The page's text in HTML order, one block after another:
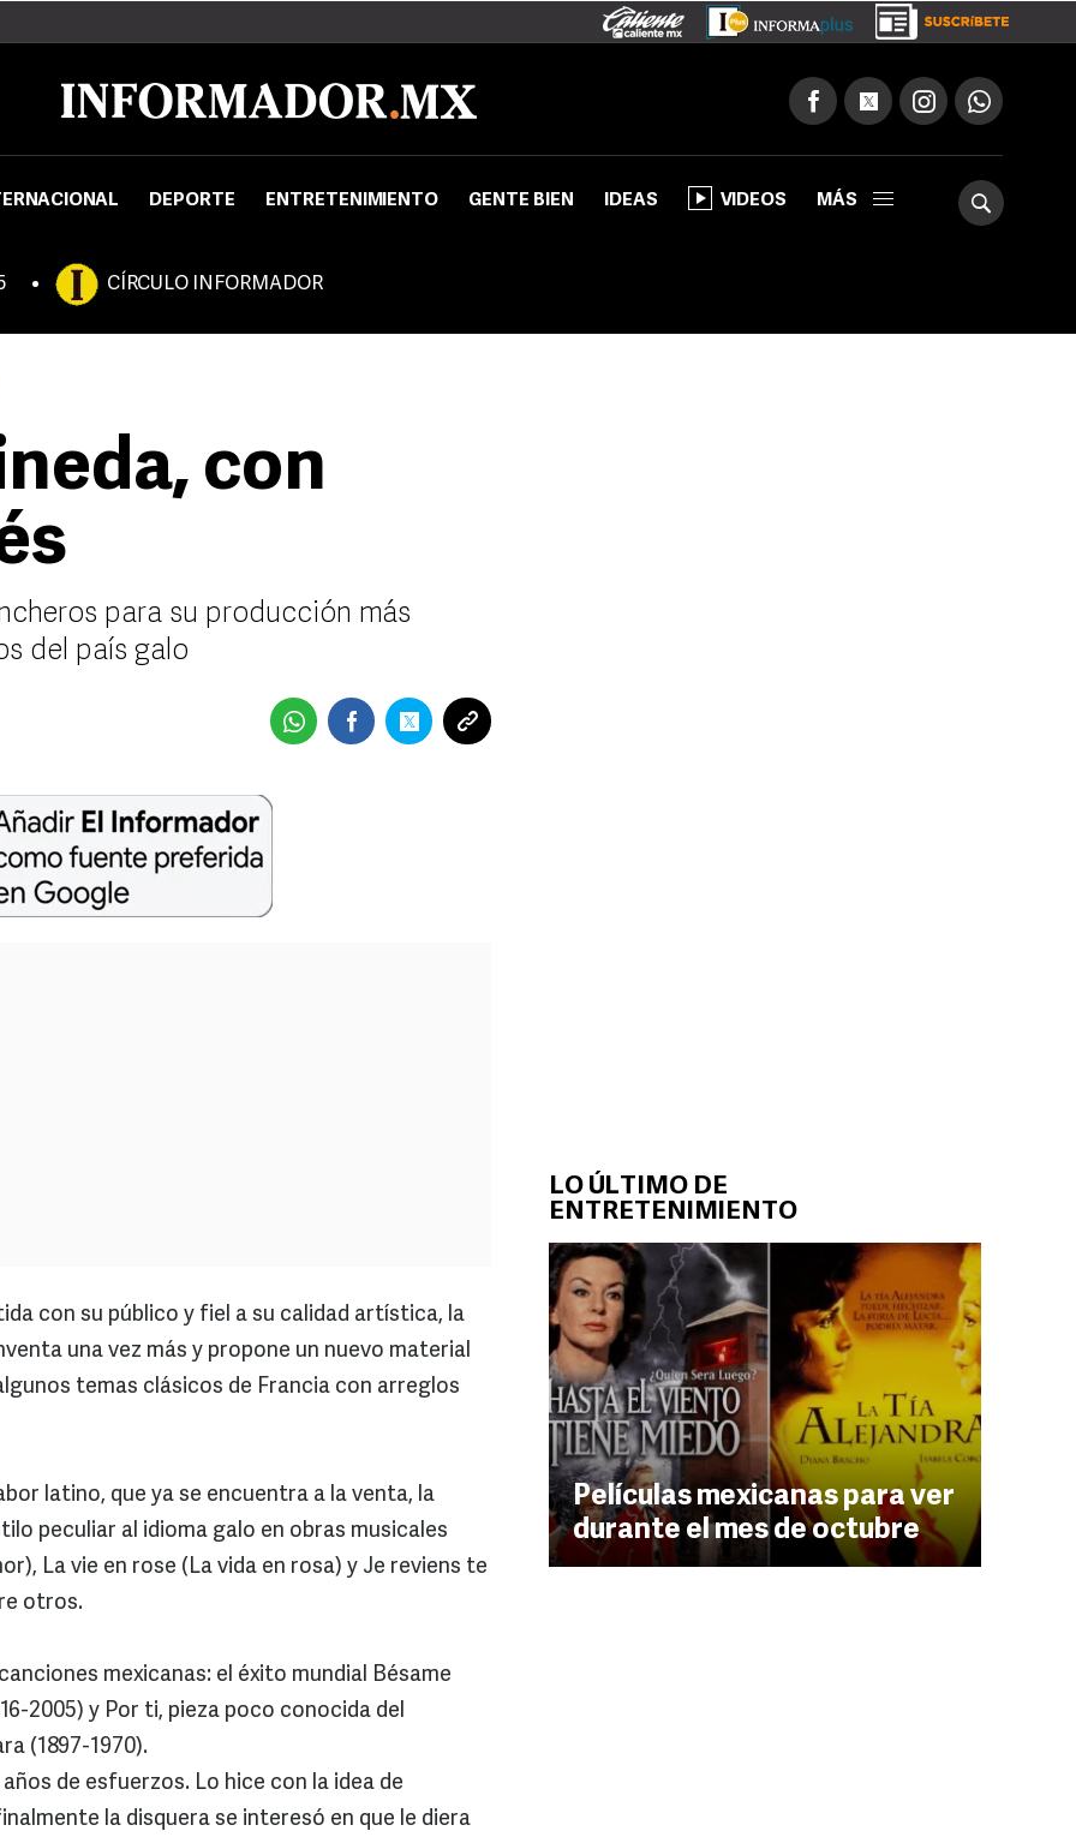
DEPORTE ENTRETENIMIENTO GENTE BIEN IDEAS VIDEOS MÁS
CÍRCULO INFORMADOR
LO ÚLTIMO DE
ENTRETENIMIENTO
Películas mexicanas para ver
durante el mes de octubre
con
para su producción más
del país galo
con su público y fiel a su calidad artística, la
una vez más y propone un nuevo material
temas clásicos de Francia con arreglos
latino, que ya se encuentra a la venta, la
peculiar al idioma galo en obras musicales
La vie en rose (La vida en rosa) y Je reviens te
otros.
mexicanas: el éxito mundial Bésame
2005) y Por ti, pieza poco conocida del
(1897-1970).
de esfuerzos. Lo hice con la idea de
la disquera se interesó en que le diera